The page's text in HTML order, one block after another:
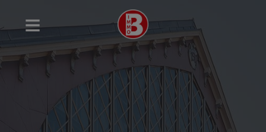
Navigated to Immobilière Bollen